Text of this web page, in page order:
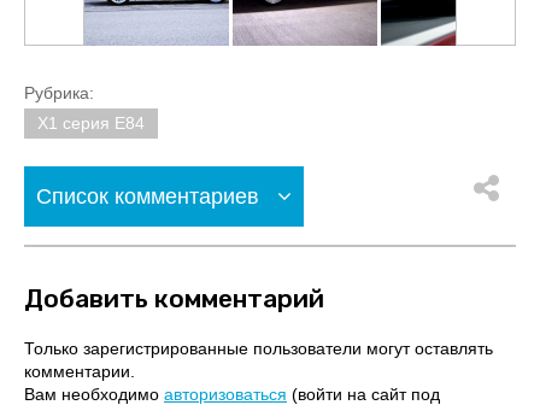
Рубрика:
X1 серия E84
Список комментариев
Добавить комментарий
Только зарегистрированные пользователи могут оставлять
комментарии.
Вам необходимо авторизоваться (войти на сайт под